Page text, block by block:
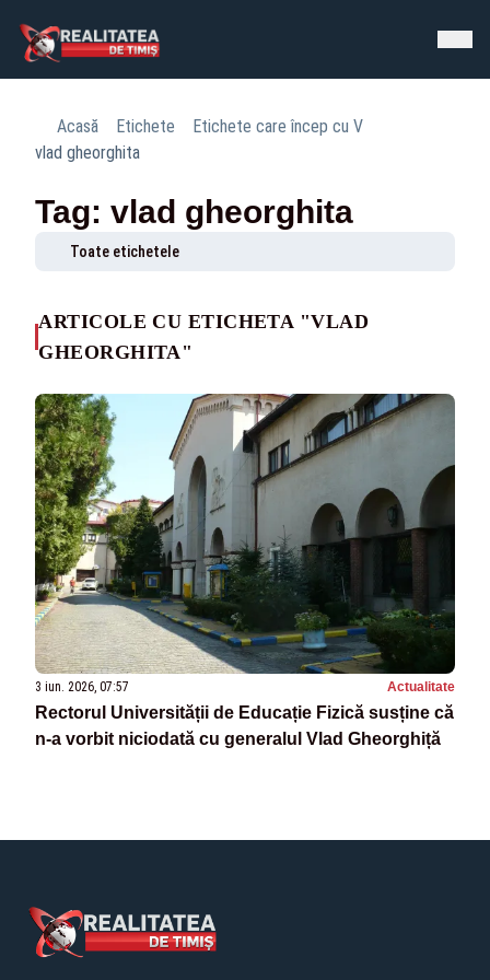
Acasă Etichete
Etichete care încep cu V
vlad gheorghita
Tag: vlad gheorghita
Toate etichetele
ARTICOLE CU ETICHETA "VLAD
GHEORGHITA"
3 iun. 2026, 07:57 Actualitate
Rectorul Universității de Educație Fizică susține că
n-a vorbit niciodată cu generalul Vlad Gheorghiță